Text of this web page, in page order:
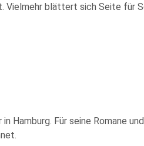
Vielmehr blättert sich Seite für
Für seine Romane